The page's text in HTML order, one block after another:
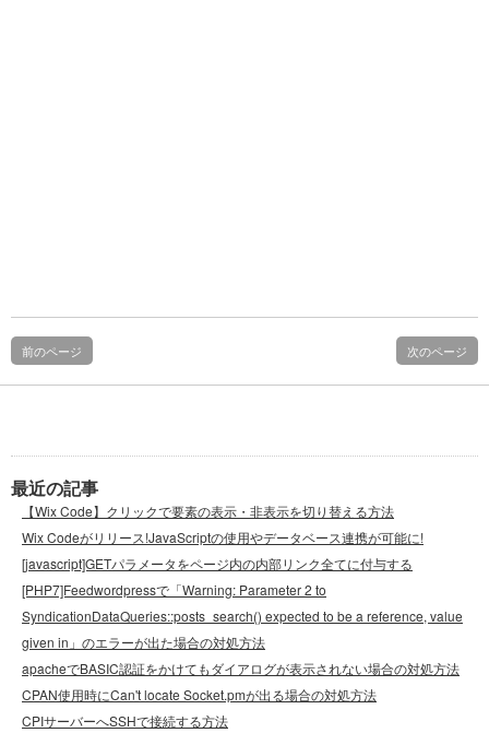
前のページ 次のページ
最近の記事
【Wix Code】クリックで要素の表示・非表示を切り替える方法
Wix Codeがリリース!JavaScriptの使用やデータベース連携が可能に!
[javascript]GETパラメータをページ内の内部リンク全てに付与する
[PHP7]Feedwordpressで「Warning: Parameter 2 to
SyndicationDataQueries::posts_search() expected to be a reference, value
given in」のエラーが出た場合の対処方法
apacheでBASIC認証をかけてもダイアログが表示されない場合の対処方法
CPAN使用時にCan't locate Socket.pmが出る場合の対処方法
CPIサーバーへSSHで接続する方法